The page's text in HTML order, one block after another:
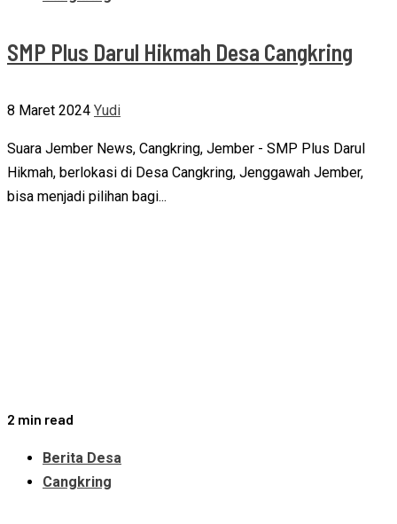
SMP Plus Darul Hikmah Desa Cangkring
8 Maret 2024 Yudi
Suara Jember News, Cangkring, Jember - SMP Plus Darul
Hikmah, berlokasi di Desa Cangkring, Jenggawah Jember,
bisa menjadi pilihan bagi...
2 min read
Berita Desa
Cangkring